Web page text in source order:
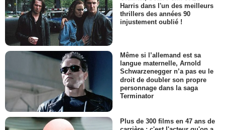
Harris dans l'un des meilleurs
thrillers des années 90
injustement oublié !
Même si l’allemand est sa
langue maternelle, Arnold
Schwarzenegger n’a pas eu le
droit de doubler son propre
personnage dans la saga
Terminator
Plus de 300 films en 47 ans de